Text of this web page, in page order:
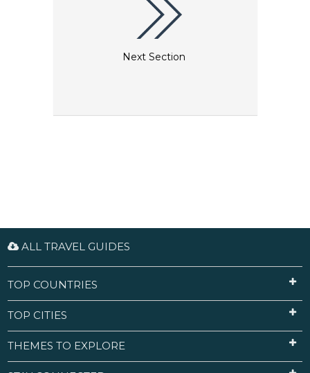
Next Section
ALL TRAVEL GUIDES
TOP COUNTRIES
TOP CITIES
THEMES TO EXPLORE